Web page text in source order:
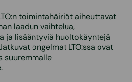
toimintahäiriöt aiheuttavat
laadun vaihtelua,
ja lisääntyviä huoltokäyntejä
ongelmat LTO:ssa ovat
suuremmalle